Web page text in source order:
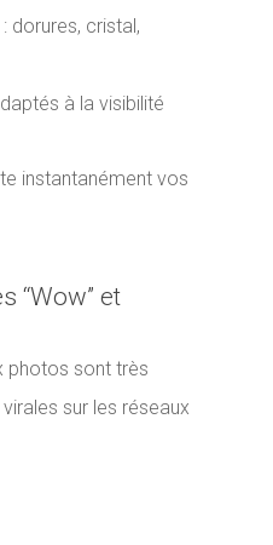
dorures, cristal,
à la visibilité
instantanément vos
“Wow” et
photos sont très
sur les réseaux